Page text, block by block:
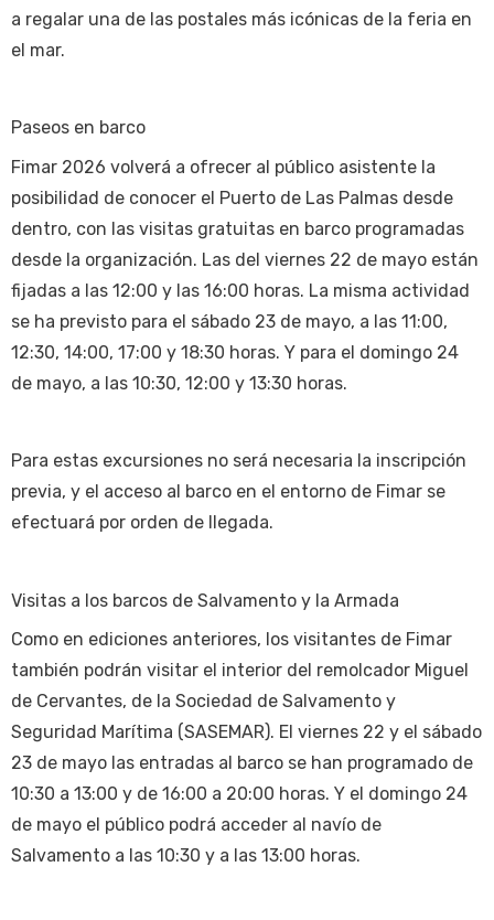
a regalar una de las postales más icónicas de la feria en
el mar.
Paseos en barco
Fimar 2026 volverá a ofrecer al público asistente la
posibilidad de conocer el Puerto de Las Palmas desde
dentro, con las visitas gratuitas en barco programadas
desde la organización. Las del viernes 22 de mayo están
fijadas a las 12:00 y las 16:00 horas. La misma actividad
se ha previsto para el sábado 23 de mayo, a las 11:00,
12:30, 14:00, 17:00 y 18:30 horas. Y para el domingo 24
de mayo, a las 10:30, 12:00 y 13:30 horas.
Para estas excursiones no será necesaria la inscripción
previa, y el acceso al barco en el entorno de Fimar se
efectuará por orden de llegada.
Visitas a los barcos de Salvamento y la Armada
Como en ediciones anteriores, los visitantes de Fimar
también podrán visitar el interior del remolcador Miguel
de Cervantes, de la Sociedad de Salvamento y
Seguridad Marítima (SASEMAR). El viernes 22 y el sábado
23 de mayo las entradas al barco se han programado de
10:30 a 13:00 y de 16:00 a 20:00 horas. Y el domingo 24
de mayo el público podrá acceder al navío de
Salvamento a las 10:30 y a las 13:00 horas.